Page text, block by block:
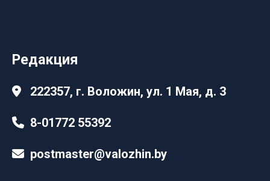
Редакция
222357, г. Воложин, ул. 1 Мая, д. 3
8-01772 55392
postmaster@valozhin.by